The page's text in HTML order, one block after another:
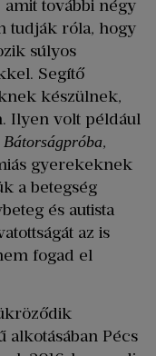
további négy
tudják róla, hogy
súlyos
Segítő
készülnek,
Ilyen volt például
Bátorságpróba,
gyerekeknek
a betegség
és autista
az is
fogad el
alkotásában Pécs